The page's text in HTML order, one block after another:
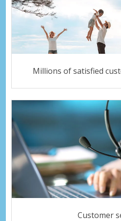
Millions of satisfied
Customer